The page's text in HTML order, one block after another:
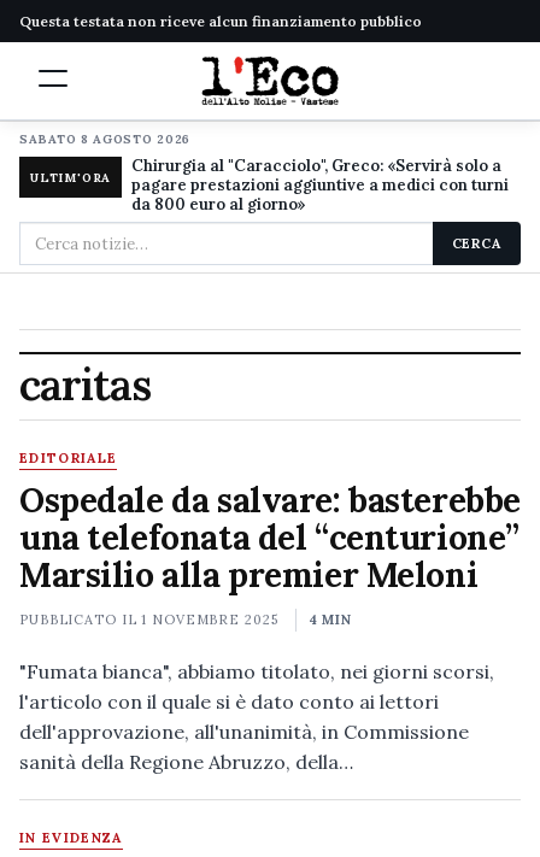
Questa testata non riceve alcun finanziamento pubblico
SABATO 8 AGOSTO 2026
ULTIM'ORA
Chirurgia al "Caracciolo", Greco: «Servirà solo a
pagare prestazioni aggiuntive a medici con turni
da 800 euro al giorno»
Cerca
nel
CERCA
caritas
EDITORIALE
Ospedale da salvare: basterebbe
una telefonata del “centurione”
Marsilio alla premier Meloni
PUBBLICATO IL1 NOVEMBRE 2025 4 MIN
"Fumata bianca", abbiamo titolato, nei giorni scorsi,
l'articolo con il quale si è dato conto ai lettori
dell'approvazione, all'unanimità, in Commissione
sanità della Regione Abruzzo, della…
IN EVIDENZA